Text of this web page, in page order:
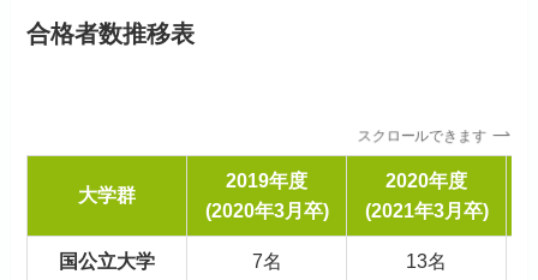
合格者数推移表
スクロールできます
大学群
2019年度
(2020年3月卒)
2020年度
(2021年3月卒)
国公立大学 7名 13名